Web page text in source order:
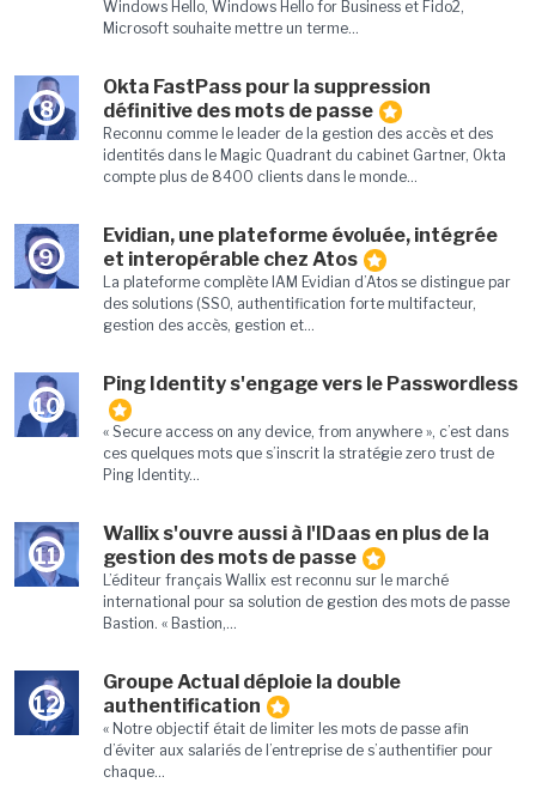
Windows Hello, Windows Hello for Business et Fido2,
Microsoft souhaite mettre un terme...
8
Okta FastPass pour la suppression
définitive des mots de passe
Reconnu comme le leader de la gestion des accès et des
identités dans le Magic Quadrant du cabinet Gartner, Okta
compte plus de 8400 clients dans le monde...
9
Evidian, une plateforme évoluée, intégrée
et interopérable chez Atos
La plateforme complète IAM Evidian d’Atos se distingue par
des solutions (SSO, authentification forte multifacteur,
gestion des accès, gestion et...
10
Ping Identity s'engage vers le Passwordless
« Secure access on any device, from anywhere », c’est dans
ces quelques mots que s’inscrit la stratégie zero trust de
Ping Identity...
11
Wallix s'ouvre aussi à l'IDaas en plus de la
gestion des mots de passe
L’éditeur français Wallix est reconnu sur le marché
international pour sa solution de gestion des mots de passe
Bastion. « Bastion,...
12
Groupe Actual déploie la double
authentification
« Notre objectif était de limiter les mots de passe afin
d’éviter aux salariés de l’entreprise de s’authentifier pour
chaque...